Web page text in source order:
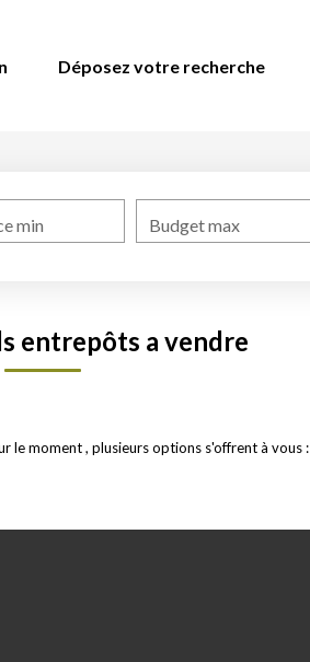
Déposez votre recherche
min Budget max
entrepôts a vendre
le moment , plusieurs options s'offrent à vous :